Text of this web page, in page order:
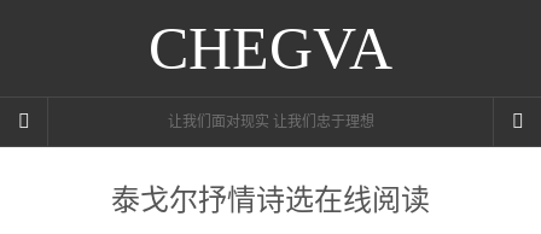
CHEGVA
让我们面对现实 让我们忠于理想
泰戈尔抒情诗选在线阅读